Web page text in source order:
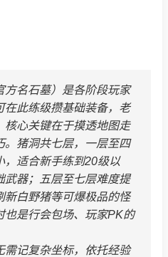
方名石墓）是各阶段玩家
在此练级攒基础装备，老
核心关键在于摸透地图走
。猪洞共七层，一层至四
，适合新手练到20级以
武器；五层至七层难度提
新白野猪等可爆极品的怪
也是行会包场、玩家PK的
需记复杂坐标，依托经验